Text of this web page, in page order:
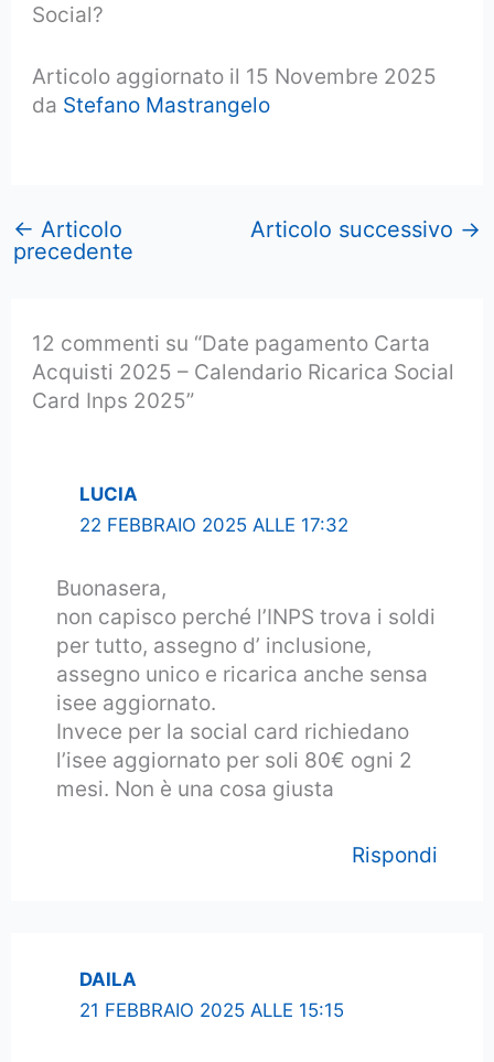
Social?
Articolo aggiornato il 15 Novembre 2025
da Stefano Mastrangelo
← Articolo
precedente
Articolo successivo →
12 commenti su “Date pagamento Carta
Acquisti 2025 – Calendario Ricarica Social
Card Inps 2025”
LUCIA
22 FEBBRAIO 2025 ALLE 17:32
Buonasera,
non capisco perché l’INPS trova i soldi
per tutto, assegno d’ inclusione,
assegno unico e ricarica anche sensa
isee aggiornato.
Invece per la social card richiedano
l’isee aggiornato per soli 80€ ogni 2
mesi. Non è una cosa giusta
Rispondi
DAILA
21 FEBBRAIO 2025 ALLE 15:15